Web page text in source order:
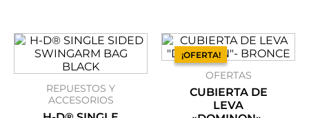
REPUESTOS Y
ACCESORIOS
¡OFERTA!
¡OFERTA!
OFERTAS
CUBIERTA DE
LEVA
El
precio
original
era:
$384.500.
El
precio
actual